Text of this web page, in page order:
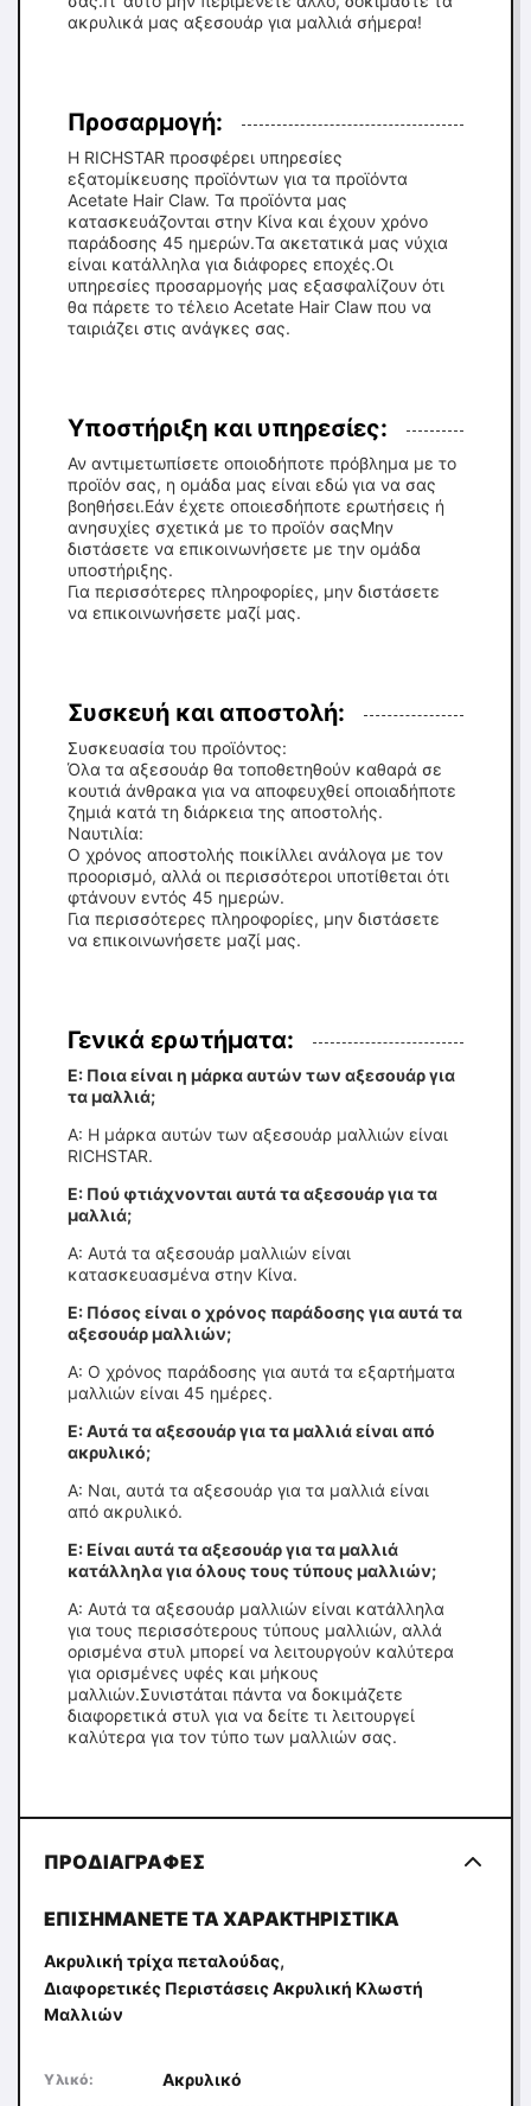
ακρυλικά μας αξεσουάρ για μαλλιά σήμερα!
Προσαρμογή:
Η RICHSTAR προσφέρει υπηρεσίες
εξατομίκευσης προϊόντων για τα προϊόντα
Acetate Hair Claw. Τα προϊόντα μας
κατασκευάζονται στην Κίνα και έχουν χρόνο
παράδοσης 45 ημερών.Τα ακετατικά μας νύχια
είναι κατάλληλα για διάφορες εποχές.Οι
υπηρεσίες προσαρμογής μας εξασφαλίζουν ότι
θα πάρετε το τέλειο Acetate Hair Claw που να
ταιριάζει στις ανάγκες σας.
Υποστήριξη και υπηρεσίες:
Αν αντιμετωπίσετε οποιοδήποτε πρόβλημα με το
προϊόν σας, η ομάδα μας είναι εδώ για να σας
βοηθήσει.Εάν έχετε οποιεσδήποτε ερωτήσεις ή
ανησυχίες σχετικά με το προϊόν σαςΜην
διστάσετε να επικοινωνήσετε με την ομάδα
υποστήριξης.
Για περισσότερες πληροφορίες, μην διστάσετε
να επικοινωνήσετε μαζί μας.
Συσκευή και αποστολή:
Συσκευασία του προϊόντος:
Όλα τα αξεσουάρ θα τοποθετηθούν καθαρά σε
κουτιά άνθρακα για να αποφευχθεί οποιαδήποτε
ζημιά κατά τη διάρκεια της αποστολής.
Ναυτιλία:
Ο χρόνος αποστολής ποικίλλει ανάλογα με τον
προορισμό, αλλά οι περισσότεροι υποτίθεται ότι
φτάνουν εντός 45 ημερών.
Για περισσότερες πληροφορίες, μην διστάσετε
να επικοινωνήσετε μαζί μας.
Γενικά ερωτήματα:
Ε: Ποια είναι η μάρκα αυτών των αξεσουάρ για
τα μαλλιά;
Α: Η μάρκα αυτών των αξεσουάρ μαλλιών είναι
RICHSTAR.
Ε: Πού φτιάχνονται αυτά τα αξεσουάρ για τα
μαλλιά;
Α: Αυτά τα αξεσουάρ μαλλιών είναι
κατασκευασμένα στην Κίνα.
Ε: Πόσος είναι ο χρόνος παράδοσης για αυτά τα
αξεσουάρ μαλλιών;
Α: Ο χρόνος παράδοσης για αυτά τα εξαρτήματα
μαλλιών είναι 45 ημέρες.
Ε: Αυτά τα αξεσουάρ για τα μαλλιά είναι από
ακρυλικό;
Α: Ναι, αυτά τα αξεσουάρ για τα μαλλιά είναι
από ακρυλικό.
Ε: Είναι αυτά τα αξεσουάρ για τα μαλλιά
κατάλληλα για όλους τους τύπους μαλλιών;
Α: Αυτά τα αξεσουάρ μαλλιών είναι κατάλληλα
για τους περισσότερους τύπους μαλλιών, αλλά
ορισμένα στυλ μπορεί να λειτουργούν καλύτερα
για ορισμένες υφές και μήκους
μαλλιών.Συνιστάται πάντα να δοκιμάζετε
διαφορετικά στυλ για να δείτε τι λειτουργεί
καλύτερα για τον τύπο των μαλλιών σας.
ΠΡΟΔΙΑΓΡΑΦΈΣ
ΕΠΙΣΗΜΆΝΕΤΕ ΤΑ ΧΑΡΑΚΤΗΡΙΣΤΙΚΆ
Ακρυλική τρίχα πεταλούδας,
Διαφορετικές Περιστάσεις Ακρυλική Κλωστή
Μαλλιών
Υλικό: Ακρυλικό